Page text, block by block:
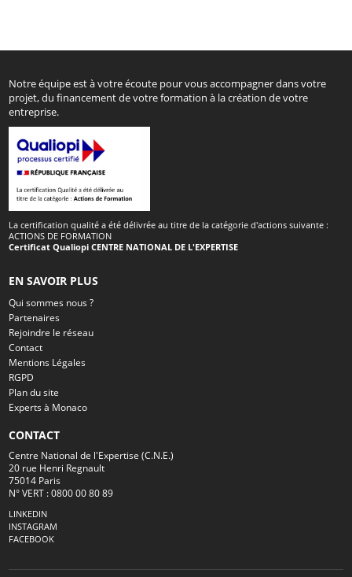
Notre équipe est à votre écoute pour vous accompagner dans votre
projet, du financement de votre formation à la création de votre
entreprise.
La certification qualité a été délivrée au titre de la catégorie d'actions suivante :
ACTIONS DE FORMATION
Certificat Qualiopi CENTRE NATIONAL DE L'EXPERTISE
EN SAVOIR PLUS
Qui sommes nous ?
Partenaires
Rejoindre le réseau
Contact
Mentions Légales
RGPD
Plan du site
Experts à Monaco
CONTACT
Centre National de l'Expertise (C.N.E.)
20 rue Henri Regnault
75014 Paris
N° VERT : 0800 00 80 89
LINKEDIN
INSTAGRAM
FACEBOOK